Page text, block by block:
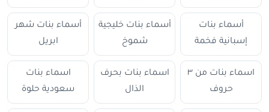
أسماء بنات
إسبانية فخمة
أسماء بنات خليجية
شموخ
أسماء بنات شهر
ابريل
اسماء بنات من ٣
حروف
اسماء بنات بحرف
الذال
اسماء بنات
سعودية حلوة